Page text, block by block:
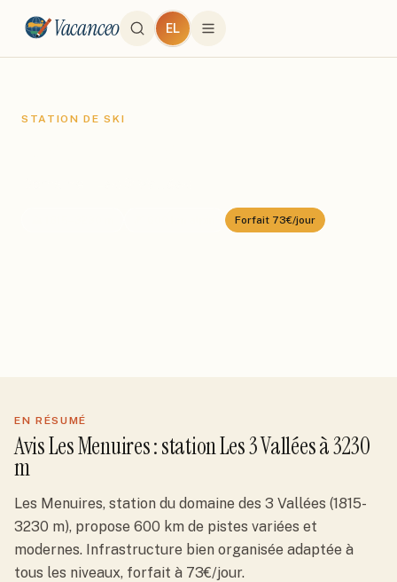
Vacanceo EL
STATION DE SKI
Forfait 73€/jour
EN RÉSUMÉ
AvisLes Menuires: stationLes 3 Valléesà 3230
m
Les Menuires, station du domaine des 3 Vallées (1815-
3230 m), propose 600 km de pistes variées et
modernes. Infrastructure bien organisée adaptée à
tous les niveaux, forfait à 73€/jour.